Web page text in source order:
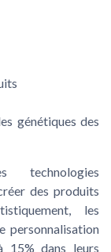
génétiques des
des produits
les
personnalisation
15% dans leurs